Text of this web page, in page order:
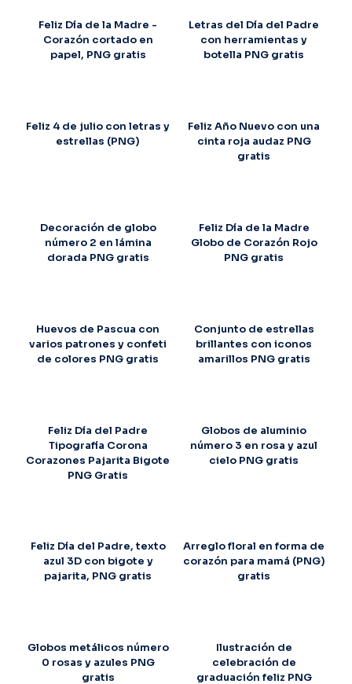
Feliz Día de la Madre -
Corazón cortado en
papel, PNG gratis
Letras del Día del Padre
con herramientas y
botella PNG gratis
Feliz 4 de julio con letras y
estrellas (PNG)
Feliz Año Nuevo con una
cinta roja audaz PNG
gratis
Decoración de globo
número 2 en lámina
dorada PNG gratis
Feliz Día de la Madre
Globo de Corazón Rojo
PNG gratis
Huevos de Pascua con
varios patrones y confeti
de colores PNG gratis
Conjunto de estrellas
brillantes con iconos
amarillos PNG gratis
Feliz Día del Padre
Tipografía Corona
Corazones Pajarita Bigote
PNG Gratis
Globos de aluminio
número 3 en rosa y azul
cielo PNG gratis
Feliz Día del Padre, texto
azul 3D con bigote y
pajarita, PNG gratis
Arreglo floral en forma de
corazón para mamá (PNG)
gratis
Globos metálicos número
0 rosas y azules PNG
gratis
Ilustración de
celebración de
graduación feliz PNG